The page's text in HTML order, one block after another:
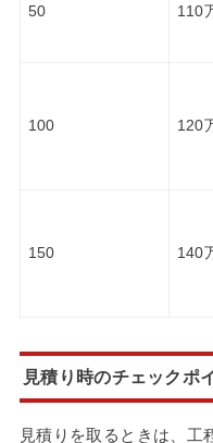
50 110
100 120
150 140
見積り時のチェックポ
見積りを取るときは、工